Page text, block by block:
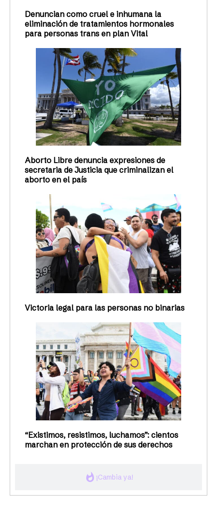
whatshot ¡Cambia ya!
Denuncian como cruel e inhumana la
eliminación de tratamientos hormonales
para personas trans en plan Vital
Aborto Libre denuncia expresiones de
secretaria de Justicia que criminalizan el
aborto en el país
Victoria legal para las personas no binarias
“Existimos, resistimos, luchamos”: cientos
marchan en protección de sus derechos